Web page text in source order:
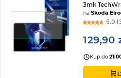
3mk
naSkoda
5.0
129,90
Kup do